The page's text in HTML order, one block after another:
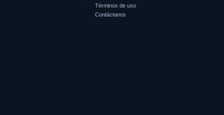
Términos de uso
Contáctanos